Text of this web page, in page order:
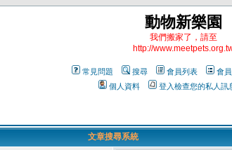
動物新樂園
我們搬家了，請至
http://
常見問題 搜尋 會員列表 會
個人資料
登入檢查您的私人訊
文章搜尋系統